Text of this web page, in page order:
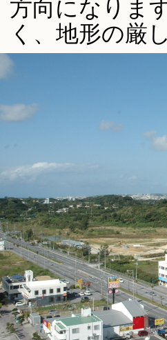
方向になりま
く、地形の厳